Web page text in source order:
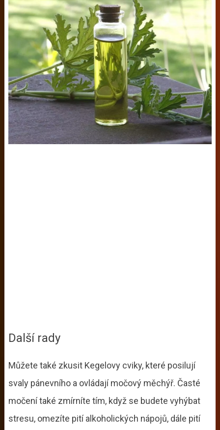
Další rady
Můžete také zkusit Kegelovy cviky, které posilují
svaly pánevního a ovládají močový měchýř. Časté
močení také zmírníte tím, když se budete vyhýbat
stresu, omezíte pití alkoholických nápojů, dále pití